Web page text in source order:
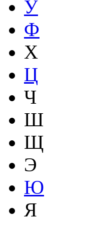
У
Ф
Х
Ц
Ч
Ш
Щ
Э
Ю
Я